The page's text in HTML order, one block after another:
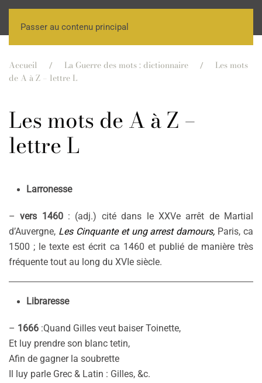
Passer au contenu principal
Accueil La Guerre des mots : dictionnaire
Les mots
de A à Z – lettre L
Les mots de A à Z –
lettre L
Larronesse
–vers 1460: (adj.) cité dans le XXVe arrêt de Martial
d’Auvergne, Les Cinquante et ung arrest damours, Paris, ca
1500 ; le texte est écrit ca 1460 et publié de manière très
fréquente tout au long du XVIe siècle.
Libraresse
– 1666 :Quand Gilles veut baiser Toinette,
Et luy prendre son blanc tetin,
Afin de gagner la soubrette
Il luy parle Grec & Latin : Gilles, &c.